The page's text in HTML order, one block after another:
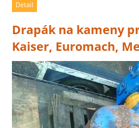
Detail
Drapák na kameny
Kaiser, Euromach,